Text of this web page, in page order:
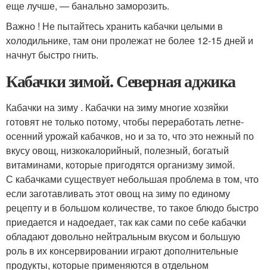
еще лучше, — банально заморозить.
Важно ! Не пытайтесь хранить кабачки целыми в
холодильнике, там они пролежат не более 12-15 дней и
начнут быстро гнить.
Кабачки зимой. Северная аджика
Кабачки на зиму . Кабачки на зиму многие хозяйки
готовят не только потому, чтобы переработать летне-
осенний урожай кабачков, но и за то, что это нежный по
вкусу овощ, низкокалорийный, полезный, богатый
витаминами, которые пригодятся организму зимой.
С кабачками существует небольшая проблема в том, что
если заготавливать этот овощ на зиму по единому
рецепту и в большом количестве, то такое блюдо быстро
приедается и надоедает, так как сами по себе кабачки
обладают довольно нейтральным вкусом и большую
роль в их консервировании играют дополнительные
продукты, которые применяются в отдельном